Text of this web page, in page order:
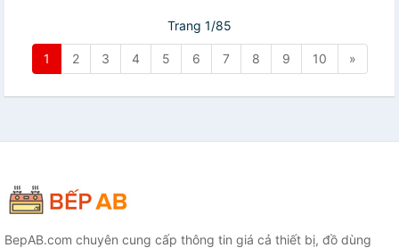
Trang 1/85
1 2 3 4 5 6 7 8 9 10 »
BepAB.com chuyên cung cấp thông tin giá cả thiết bị, đồ dùng